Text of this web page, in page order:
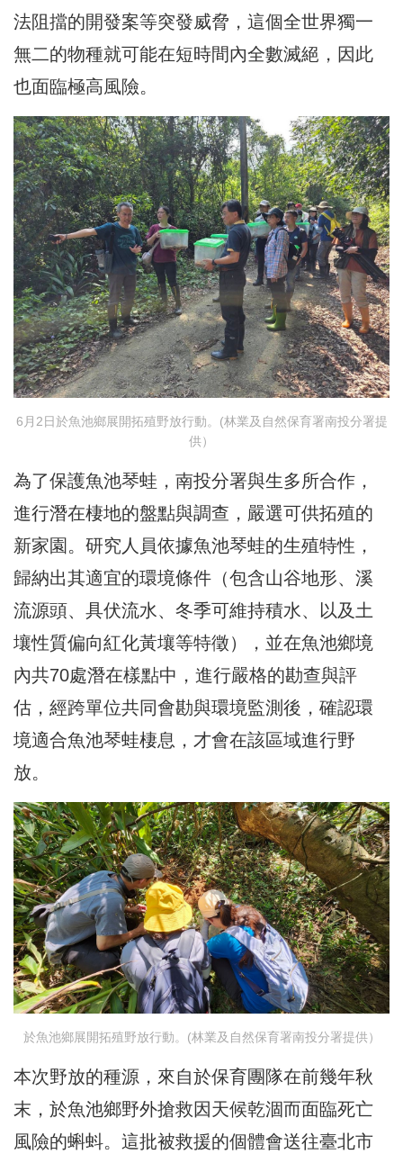
法阻擋的開發案等突發威脅，這個全世界獨一
無二的物種就可能在短時間內全數滅絕，因此
也面臨極高風險。
6月2日於魚池鄉展開拓殖野放行動。(林業及自然保育署南投分署提
供）
為了保護魚池琴蛙，南投分署與生多所合作，
進行潛在棲地的盤點與調查，嚴選可供拓殖的
新家園。研究人員依據魚池琴蛙的生殖特性，
歸納出其適宜的環境條件（包含山谷地形、溪
流源頭、具伏流水、冬季可維持積水、以及土
壤性質偏向紅化黃壤等特徵），並在魚池鄉境
內共70處潛在樣點中，進行嚴格的勘查與評
估，經跨單位共同會勘與環境監測後，確認環
境適合魚池琴蛙棲息，才會在該區域進行野
放。
於魚池鄉展開拓殖野放行動。(林業及自然保育署南投分署提供）
本次野放的種源，來自於保育團隊在前幾年秋
末，於魚池鄉野外搶救因天候乾涸而面臨死亡
風險的蝌蚪。這批被救援的個體會送往臺北市